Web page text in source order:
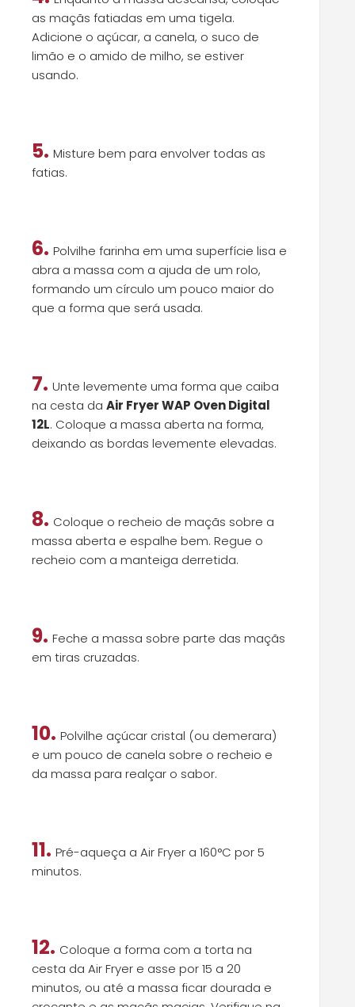
as maçãs fatiadas em uma tigela.
Adicione o açúcar, a canela, o suco de
limão e o amido de milho, se estiver
usando.
5.Misture bem para envolver todas as
fatias.
6.Polvilhe farinha em uma superfície lisa e
abra a massa com a ajuda de um rolo,
formando um círculo um pouco maior do
que a forma que será usada.
7.Unte levemente uma forma que caiba
na cesta daAir Fryer WAP Oven Digital
12L. Coloque a massa aberta na forma,
deixando as bordas levemente elevadas.
8. Coloque o recheio de maçãs sobre a
massa aberta e espalhe bem. Regue o
recheio com a manteiga derretida.
9.Feche a massa sobre parte das maçãs
em tiras cruzadas.
10.Polvilhe açúcar cristal (ou demerara)
e um pouco de canela sobre o recheio e
da massa para realçar o sabor.
11.Pré-aqueça a Air Fryer a 160°C por 5
minutos.
12. Coloque a forma com a torta na
cesta da Air Fryer e asse por 15 a 20
minutos, ou até a massa ficar dourada e